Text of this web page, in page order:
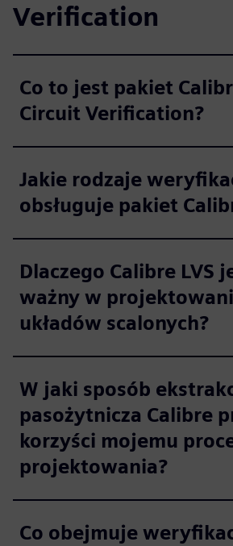
Verification
Co to jest pakiet
Circuit Verification?
Jakie rodzaje
obsługuje pakiet
Dlaczego Calibre LVS
ważny w
układów scalonych?
W jaki sposób
pasożytnicza Calibre
korzyści mojemu
projektowania?
Co obejmuje